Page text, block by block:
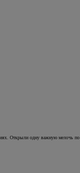
Открыли одну важную мелочь